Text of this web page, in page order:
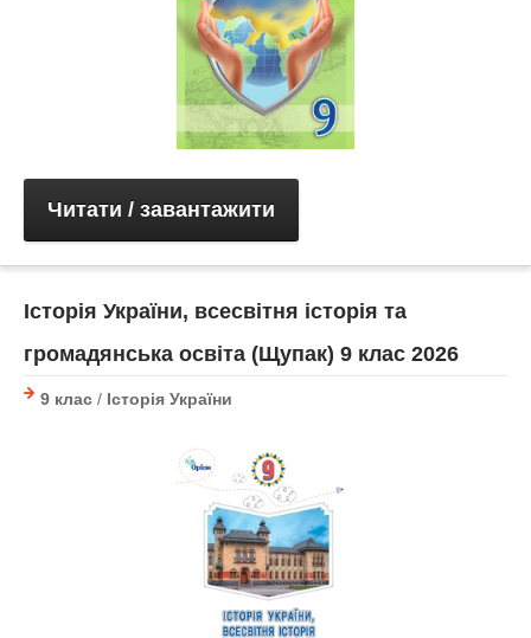
Читати / завантажити
Історія України, всесвітня історія та
громадянська освіта (Щупак) 9 клас 2026
9 клас / Історія України